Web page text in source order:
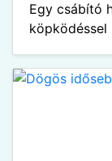
Egy csábító